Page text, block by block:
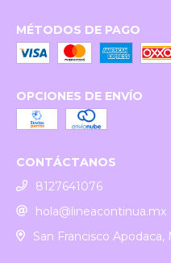
MÉTODOS DE PAGO
OPCIONES DE ENVÍO
CONTÁCTANOS
8127641076
hola@lineacontinua.mx
San Francisco